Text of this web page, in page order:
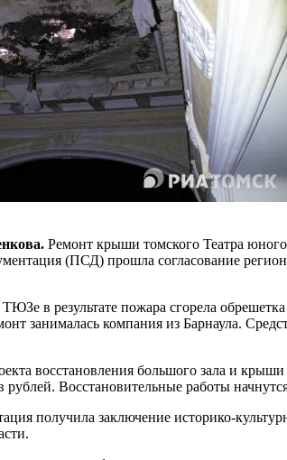
Ремонт крыши томского Театра
(ПСД) прошла согласование
в результате пожара сгорела
занималась компания из Барнаула.
восстановления большого зала и
Восстановительные работы
получила заключение историко-